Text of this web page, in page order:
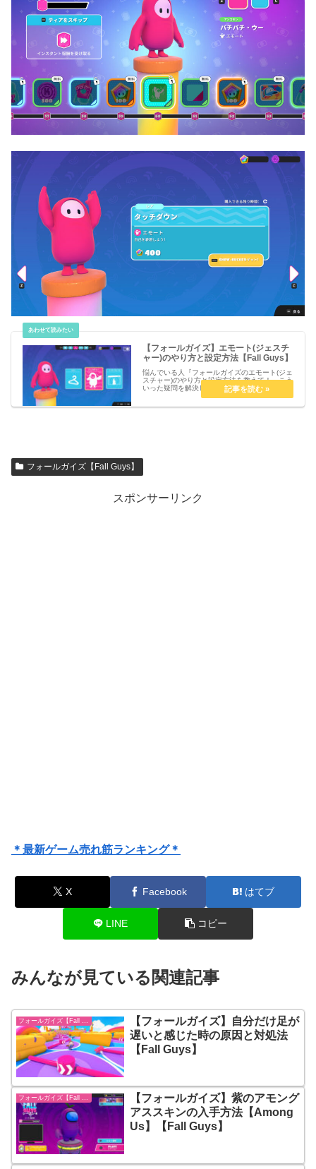
【フォールガイズ】エモート(ジェスチ
ャー)のやり方と設定方法【Fall Guys】
悩んでいる人『フォールガイズのエモート(ジェ
スチャー)のやり方と設定方法を教えて！』こう
いった疑問を解決します。【フォールガイズ】
エモート(ジェスチャー)のやり方と設定方法
フォールガイズ【Fall Guys】
スポンサーリンク
＊最新ゲーム売れ筋ランキング＊
X Facebook はてブ
LINE コピー
みんなが見ている関連記事
【フォールガイズ】自分だけ足が
遅いと感じた時の原因と対処法
【Fall Guys】
フォールガイズ【Fall Guys】
【フォールガイズ】紫のアモング
アススキンの入手方法【Among
Us】【Fall Guys】